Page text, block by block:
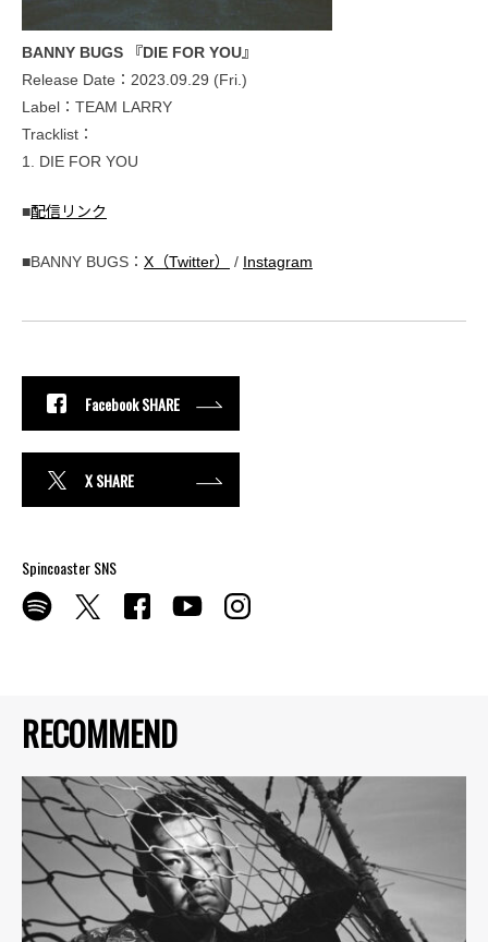
RECOMMEND
BANNY BUGS 『DIE FOR YOU』
Release Date：2023.09.29 (Fri.)
Label：TEAM LARRY
Tracklist：
1. DIE FOR YOU
■配信リンク
■BANNY BUGS： X（Twitter） / Instagram
Facebook SHARE
X SHARE
Spincoaster SNS